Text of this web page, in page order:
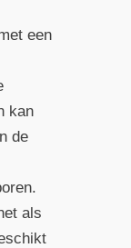
een
kan
de
als